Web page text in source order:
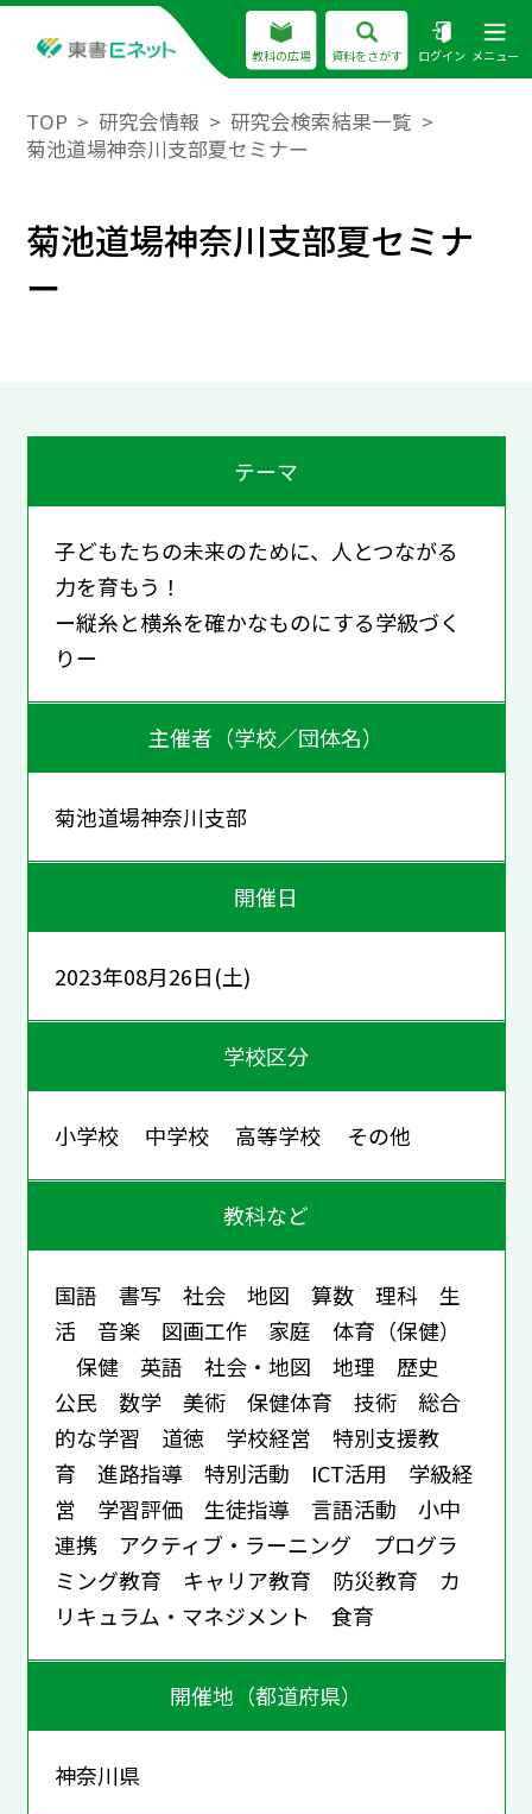
教科の広場 資料をさがす ログイン メニュー
TOP 研究会情報
研究会検索結果一覧
菊池道場神奈川支部夏セミナー
菊池道場神奈川支部夏セミナ
ー
テーマ
子どもたちの未来のために、人とつながる
力を育もう！
ー縦糸と横糸を確かなものにする学級づく
りー
主催者（学校／団体名）
菊池道場神奈川支部
開催日
2023年08月26日(土)
学校区分
小学校 中学校 高等学校 その他
教科など
国語 書写 社会 地図 算数 理科 生
活 音楽 図画工作 家庭 体育（保健）
保健 英語 社会・地図 地理 歴史
公民 数学 美術 保健体育 技術 総合
的な学習 道徳 学校経営 特別支援教
育 進路指導 特別活動 ICT活用 学級経
営 学習評価 生徒指導 言語活動 小中
連携 アクティブ・ラーニング プログラ
ミング教育 キャリア教育 防災教育 カ
リキュラム・マネジメント 食育
開催地（都道府県）
神奈川県